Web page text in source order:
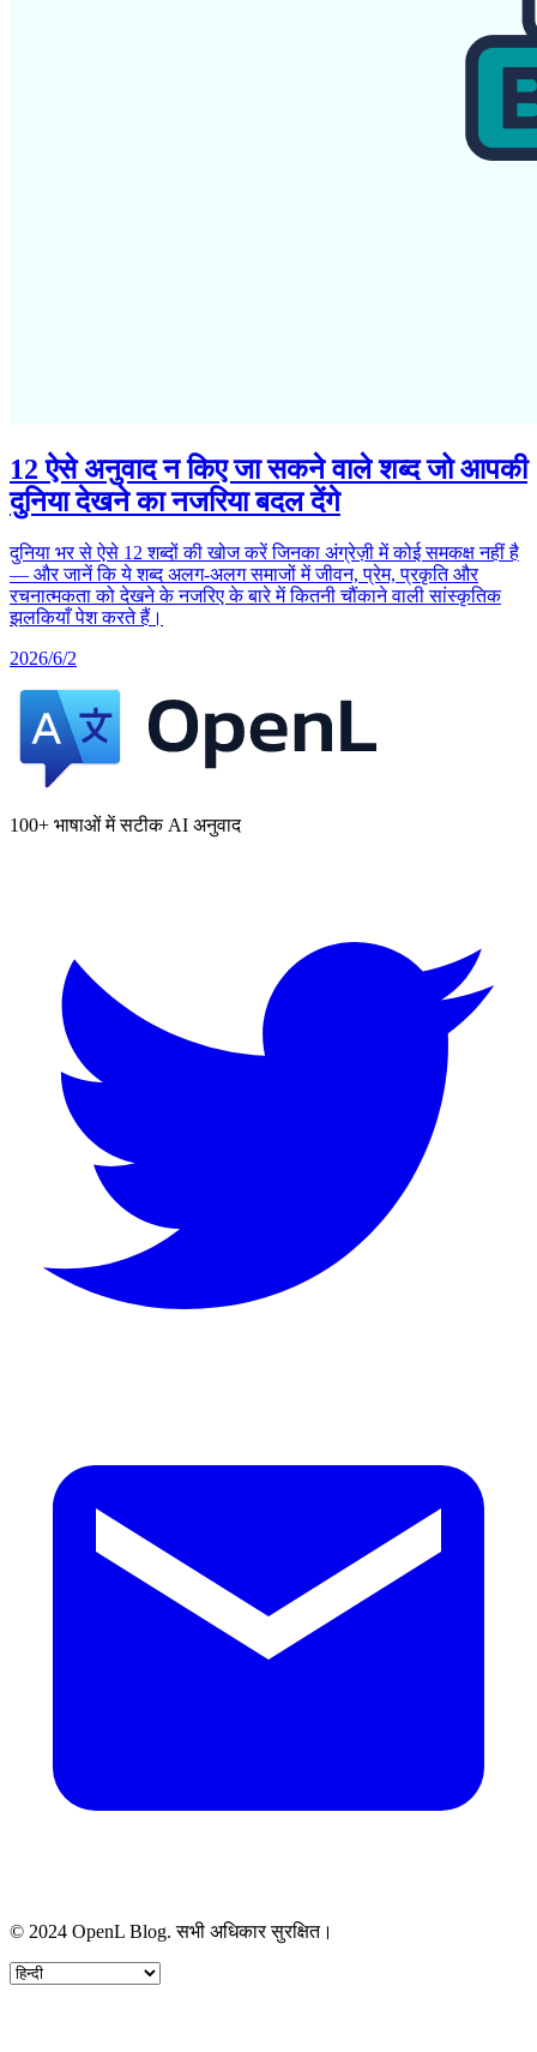
12 ऐसे अनुवाद न किए जा सकने वाले शब्द जो आपकी
दुनिया देखने का नजरिया बदल देंगे
दुनिया भर से ऐसे 12 शब्दों की खोज करें जिनका अंग्रेज़ी में कोई समकक्ष नहीं है
— और जानें कि ये शब्द अलग-अलग समाजों में जीवन, प्रेम, प्रकृति और
रचनात्मकता को देखने के नजरिए के बारे में कितनी चौंकाने वाली सांस्कृतिक
झलकियाँ पेश करते हैं।
2026/6/2
100+ भाषाओं में सटीक AI अनुवाद
© 2024 OpenL Blog. सभी अधिकार सुरक्षित।